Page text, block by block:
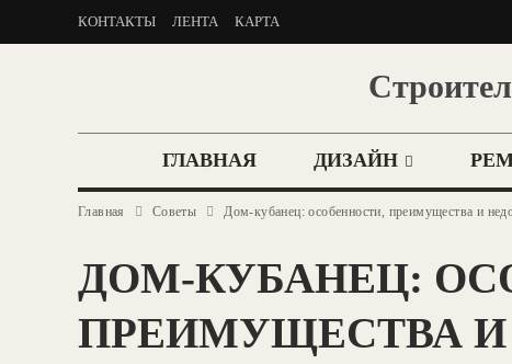
КОНТАКТЫ ЛЕНТА КАРТА
ГЛАВНАЯ ДИЗАЙН
Главная Советы Дом-кубанец: особенности, преимущества и
ДОМ-КУБАНЕЦ:
ПРЕИМУЩЕСТВА И